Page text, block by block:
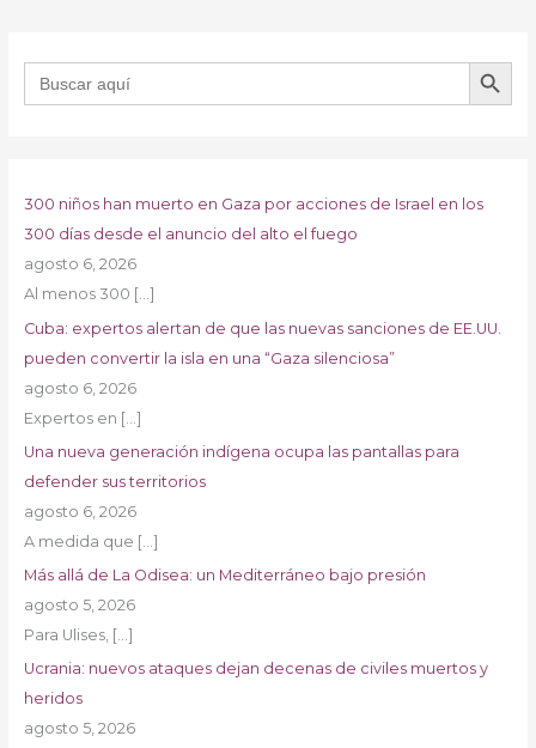
Buscar: BOTÓN DE
300 niños han muerto en Gaza por acciones de Israel en los
300 días desde el anuncio del alto el fuego
agosto 6, 2026
Al menos 300 […]
Cuba: expertos alertan de que las nuevas sanciones de EE.UU.
pueden convertir la isla en una “Gaza silenciosa”
agosto 6, 2026
Expertos en […]
Una nueva generación indígena ocupa las pantallas para
defender sus territorios
agosto 6, 2026
A medida que […]
Más allá de La Odisea: un Mediterráneo bajo presión
agosto 5, 2026
Para Ulises, […]
Ucrania: nuevos ataques dejan decenas de civiles muertos y
heridos
agosto 5, 2026